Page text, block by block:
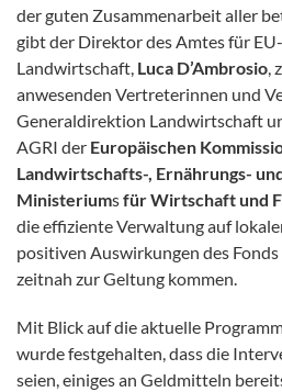
der guten Zusammenarbeit aller
gibt der Direktor des Amtes für
Landwirtschaft, Luca D’Ambrosio ,
anwesenden Vertreterinnen und
Generaldirektion Landwirtschaft
AGRI der Europäischen
Landwirtschafts-, Ernährungs-
Ministeriumsfür Wirtschaft und
die effiziente Verwaltung auf
positiven Auswirkungen des
zeitnah zur Geltung kommen.
Mit Blick auf die aktuelle
wurde festgehalten, dass die
seien, einiges an Geldmitteln